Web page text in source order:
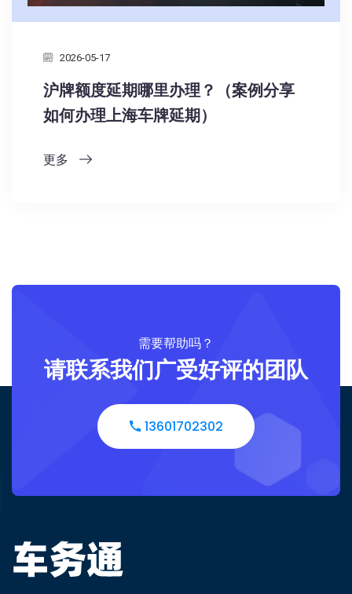
2026-05-17
沪牌额度延期哪里办理？（案例分享
如何办理上海车牌延期）
更多
需要帮助吗？
请联系我们广受好评的团队
13601702302